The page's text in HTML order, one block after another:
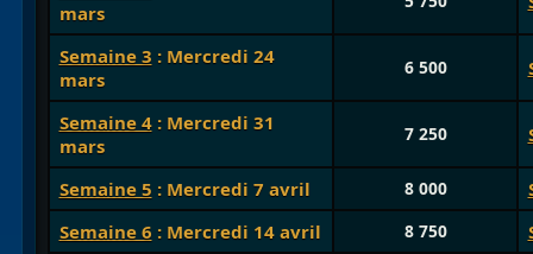
mars
Semaine 3 : Mercredi 24
mars
6 500
Semaine 4: Mercredi 31
mars
7 250
Semaine 5 : Mercredi 7 avril 8 000
Semaine 6 : Mercredi 14 avril 8 750